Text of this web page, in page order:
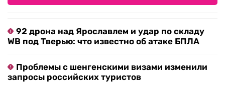
92 дрона над Ярославлем и удар по складу
WB под Тверью: что известно об атаке БПЛА
Проблемы с шенгенскими визами изменили
запросы российских туристов